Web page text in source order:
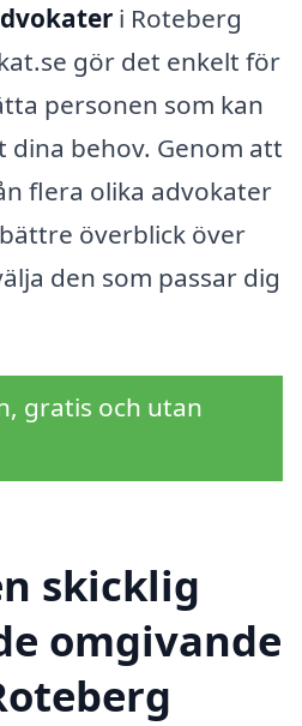
i Roteberg
gör det enkelt för
personen som kan
dina behov. Genom att
flera olika advokater
överblick över
den som passar dig
gratis och utan
skicklig
omgivande